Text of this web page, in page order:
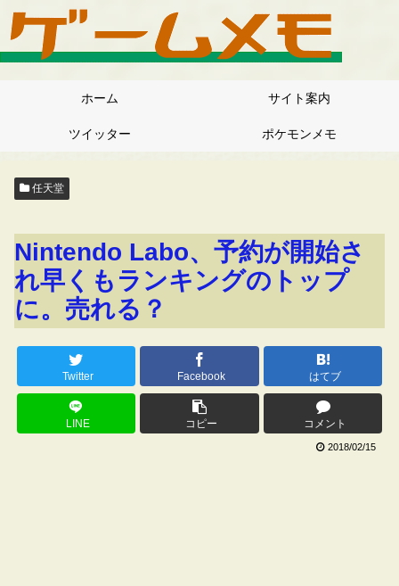
ホーム サイト案内
ツイッター ポケモンメモ
任天堂
Nintendo Labo、予約が開始さ
れ早くもランキングのトップ
に。売れる？
Twitter Facebook はてブ
LINE コピー コメント
2018/02/15